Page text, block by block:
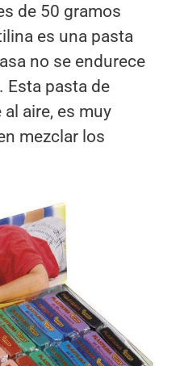
de 50 gramos
es una pasta
no se endurece
Esta pasta de
aire, es muy
mezclar los